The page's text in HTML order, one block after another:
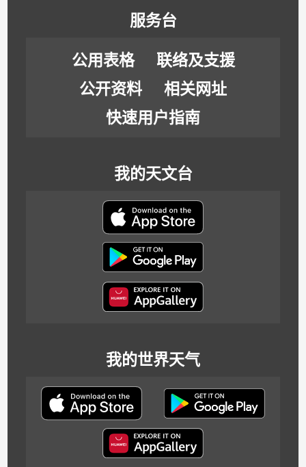
服务台
公用表格
联络及支援
公开资料
相关网址
快速用户指南
我的天文台
我的世界天气